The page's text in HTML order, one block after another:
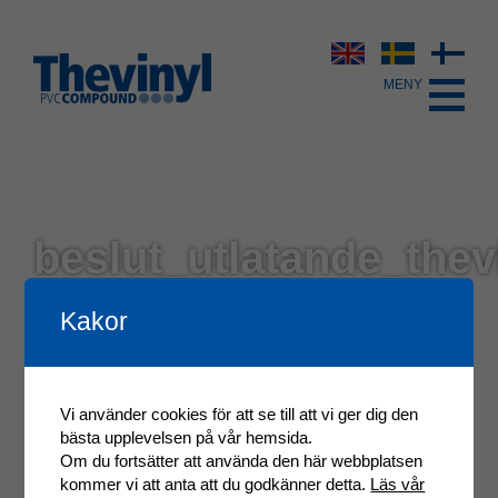
Kakor
Vi använder cookies för att se till att vi ger dig den
bästa upplevelsen på vår hemsida.
Om du fortsätter att använda den här webbplatsen
kommer vi att anta att du godkänner detta. Läs vår